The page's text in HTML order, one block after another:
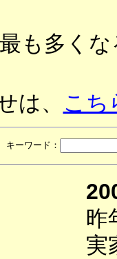
も多く
は、 こち
ーワード：
昨
実